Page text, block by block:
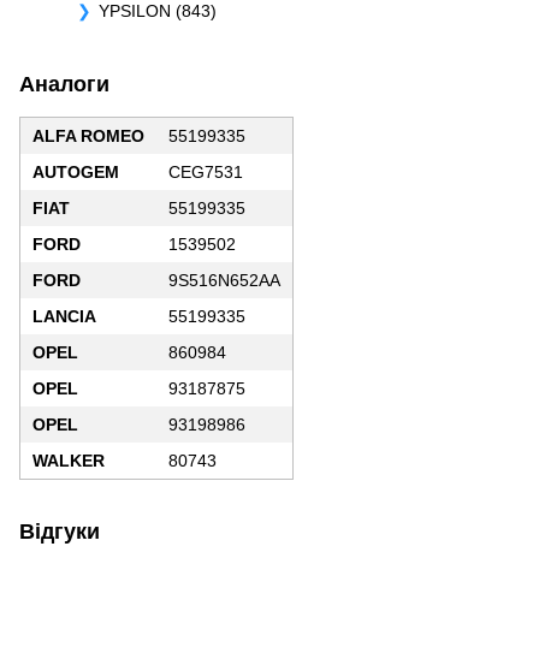
YPSILON (843)
Аналоги
ALFA ROMEO
55199335
AUTOGEM
CEG7531
FIAT
55199335
FORD
1539502
FORD
9S516N652AA
LANCIA
55199335
OPEL
860984
OPEL
93187875
OPEL
93198986
WALKER
80743
Відгуки